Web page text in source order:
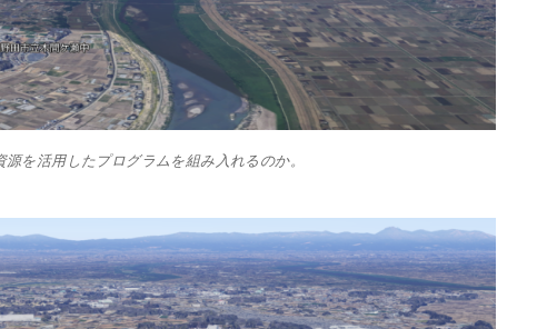
を活用したプログラムを組み入れるのか。